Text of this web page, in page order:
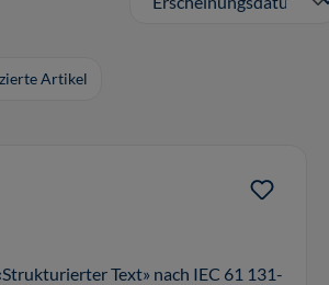
Artikel
Text» nach IEC 61 131-